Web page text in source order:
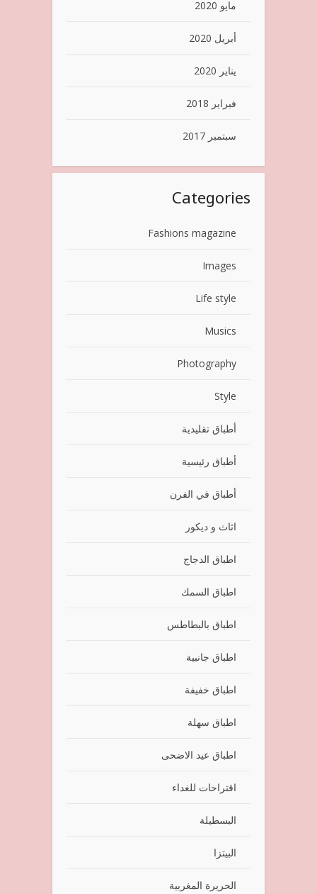
مايو 2020
أبريل 2020
يناير 2020
فبراير 2018
سبتمبر 2017
Categories
Fashions magazine
Images
Life style
Musics
Photography
Style
أطباق تقليدية
أطباق رئيسية
أطباق في الفرن
اثاث و ديكور
اطباق الدجاج
اطباق السمك
اطباق بالبطاطس
اطباق جانبية
اطباق خفيفة
اطباق سهلة
اطباق عيد الاضحى
اقتراحات للغداء
البسطيلة
البيتزا
الحريرة المغربية